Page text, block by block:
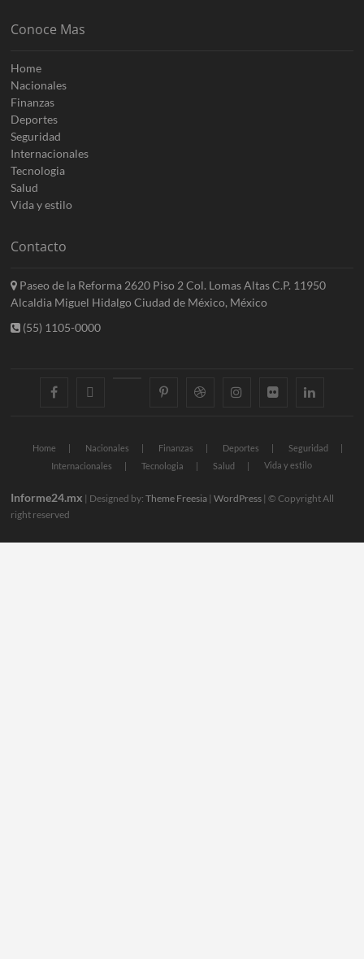
Conoce Mas
Home
Nacionales
Finanzas
Deportes
Seguridad
Internacionales
Tecnologia
Salud
Vida y estilo
Contacto
Paseo de la Reforma 2620 Piso 2 Col. Lomas Altas C.P. 11950
Alcaldia Miguel Hidalgo Ciudad de México, México
(55) 1105-0000
facebook googlepluspinterestdribbble instagramflickr linkedin
Home Nacionales Finanzas Deportes
Seguridad
Internacionales
Tecnologia Salud Vida y estilo
Informe24.mx | Designed by:Theme Freesia |WordPress | © Copyright All
right reserved